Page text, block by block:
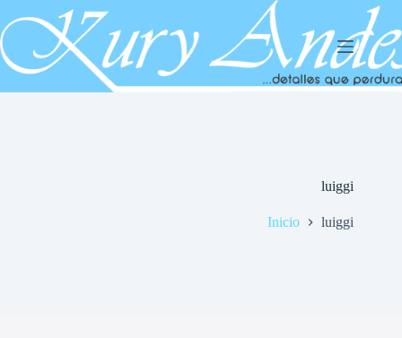
al
contenido
luiggi
Inicio luiggi